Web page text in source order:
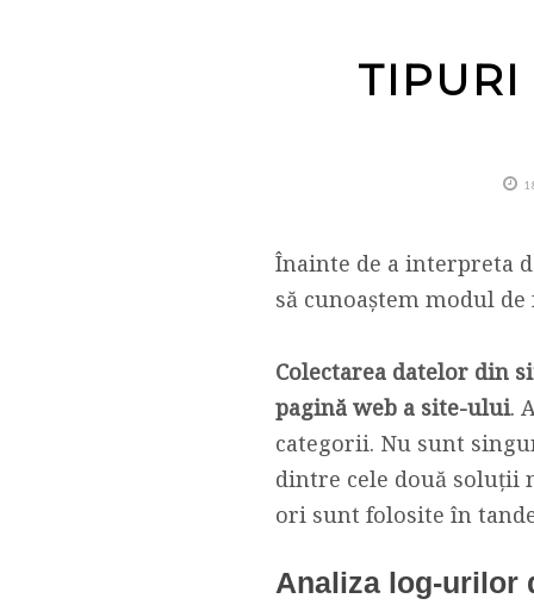
TIPURI
Înainte de a interpreta
să cunoaștem modul
Colectarea datelor din
pagină web a site-ului.
categorii. Nu sunt
dintre cele două soluții
ori sunt folosite în
Analiza log-urilor